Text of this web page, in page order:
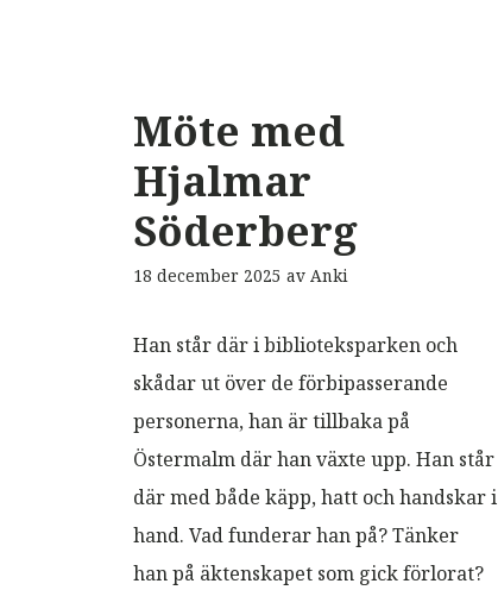
Möte med
Hjalmar
Söderberg
18 december 2025 av Anki
Han står där i biblioteksparken och
skådar ut över de förbipasserande
personerna, han är tillbaka på
Östermalm där han växte upp. Han står
där med både käpp, hatt och handskar i
hand. Vad funderar han på? Tänker
han på äktenskapet som gick förlorat?